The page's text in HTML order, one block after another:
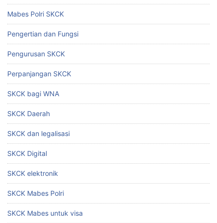
Mabes Polri SKCK
Pengertian dan Fungsi
Pengurusan SKCK
Perpanjangan SKCK
SKCK bagi WNA
SKCK Daerah
SKCK dan legalisasi
SKCK Digital
SKCK elektronik
SKCK Mabes Polri
SKCK Mabes untuk visa